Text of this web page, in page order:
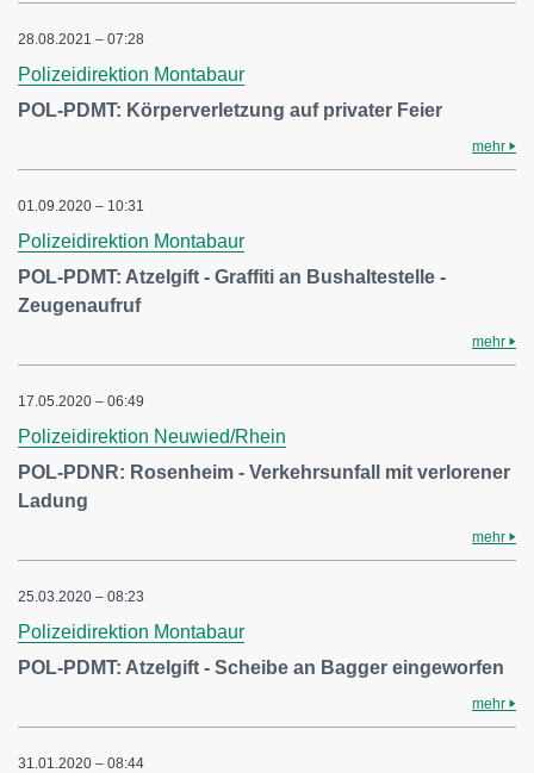
28.08.2021 – 07:28
Polizeidirektion Montabaur
POL-PDMT: Körperverletzung auf privater Feier
mehr
01.09.2020 – 10:31
Polizeidirektion Montabaur
POL-PDMT: Atzelgift - Graffiti an Bushaltestelle -
Zeugenaufruf
mehr
17.05.2020 – 06:49
Polizeidirektion Neuwied/Rhein
POL-PDNR: Rosenheim - Verkehrsunfall mit verlorener
Ladung
mehr
25.03.2020 – 08:23
Polizeidirektion Montabaur
POL-PDMT: Atzelgift - Scheibe an Bagger eingeworfen
mehr
31.01.2020 – 08:44